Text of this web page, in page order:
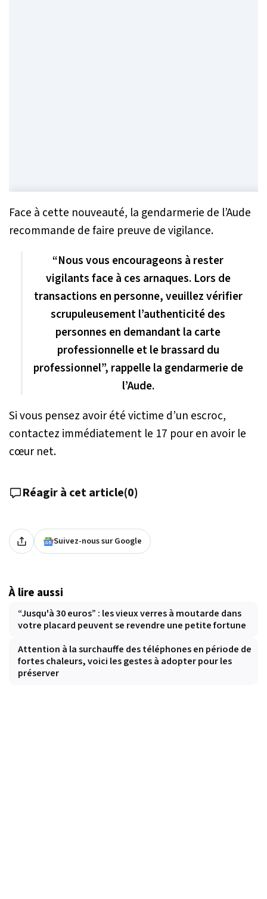
Face à cette nouveauté, la gendarmerie de l’Aude
recommande de faire preuve de vigilance.
“Nous vous encourageons à rester
vigilants face à ces arnaques. Lors de
transactions en personne, veuillez vérifier
scrupuleusement l’authenticité des
personnes en demandant la carte
professionnelle et le brassard du
professionnel”, rappelle la gendarmerie de
l’Aude.
Si vous pensez avoir été victime d’un escroc,
contactez immédiatement le 17 pour en avoir le
cœur net.
Réagir à cet article(0)
Suivez-nous sur Google
À lire aussi
“Jusqu'à 30 euros” : les vieux verres à moutarde dans
votre placard peuvent se revendre une petite fortune
Attention à la surchauffe des téléphones en période de
fortes chaleurs, voici les gestes à adopter pour les
préserver